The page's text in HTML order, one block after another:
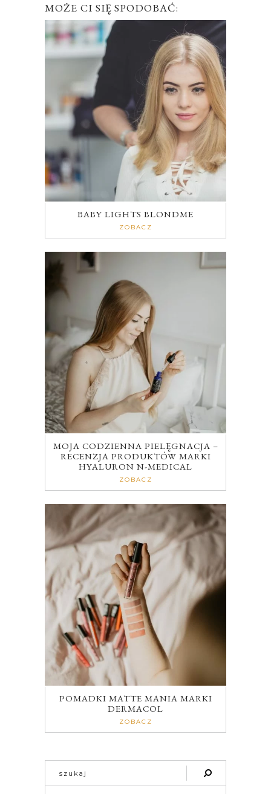
MOŻE CI SIĘ SPODOBAĆ:
BABY LIGHTS BLONDME
ZOBACZ
MOJA CODZIENNA PIELĘGNACJA –
RECENZJA PRODUKTÓW MARKI
HYALURON N-MEDICAL
ZOBACZ
POMADKI MATTE MANIA MARKI
DERMACOL
ZOBACZ